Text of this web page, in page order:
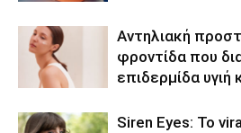
Αντηλιακή
φροντίδα που
επιδερμίδα υγιή
Siren Eyes: Το